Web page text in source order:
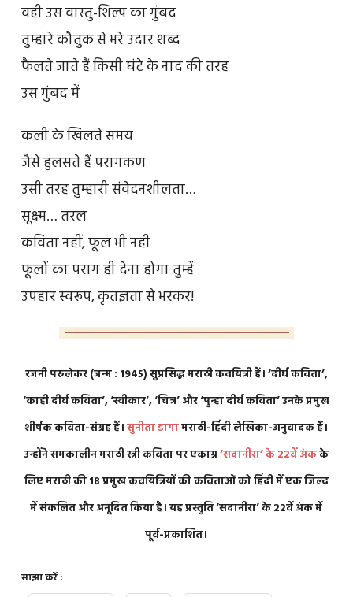
वही उस वास्तु-शिल्प का गुंबद
तुम्हारे कौतुक से भरे उदार शब्द
फैलते जाते हैं किसी घंटे के नाद की तरह
उस गुंबद में
कली के खिलते समय
जैसे हुलसते हैं परागकण
उसी तरह तुम्हारी संवेदनशीलता…
सूक्ष्म… तरल
कविता नहीं, फूल भी नहीं
फूलों का पराग ही देना होगा तुम्हें
उपहार स्वरूप, कृतज्ञता से भरकर!
रजनी परुलेकर (जन्म : 1945) सुप्रसिद्ध मराठी कवयित्री हैं। ‘दीर्घ कविता’,
‘काही दीर्घ कविता’, ‘स्वीकार’, ‘चित्र’ और ‘पुन्हा दीर्घ कविता’ उनके प्रमुख
शीर्षक कविता-संग्रह हैं।सुनीता डागामराठी-हिंदी लेखिका-अनुवादक हैं।
उन्होंने समकालीन मराठी स्त्री कविता पर एकाग्र‘सदानीरा’ के 22वें अंकके
लिए मराठी की 18 प्रमुख कवयित्रियों की कविताओं को हिंदी में एक जिल्द
में संकलित और अनूदित किया है। यह प्रस्तुति ‘सदानीरा’ के 22वें अंक में
पूर्व-प्रकाशित।
साझा करें :